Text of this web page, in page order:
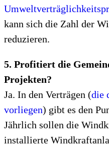
kann sich die Zahl der
reduzieren.
5. Profitiert die
Projekten?
Ja. In den Verträgen (die
vorliegen) gibt es den
Jährlich sollen die
installierte